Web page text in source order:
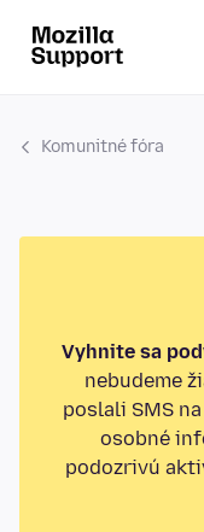
Komunitné fóra
Vyhnite sa
nebudeme
poslali SMS
osobné
podozrivú